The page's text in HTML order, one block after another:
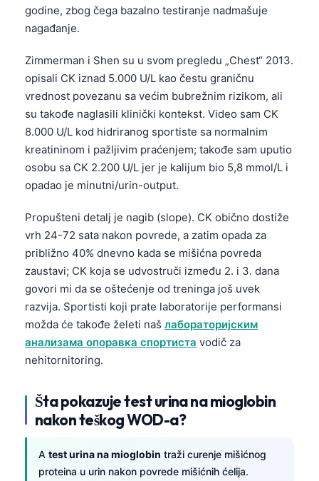
godine, zbog čega bazalno testiranje nadmašuje
nagađanje.
Zimmerman i Shen su u svom pregledu „Chest“ 2013.
opisali CK iznad 5.000 U/L kao čestu graničnu
vrednost povezanu sa većim bubrežnim rizikom, ali
su takođe naglasili klinički kontekst. Video sam CK
8.000 U/L kod hidriranog sportiste sa normalnim
kreatininom i pažljivim praćenjem; takođe sam uputio
osobu sa CK 2.200 U/L jer je kalijum bio 5,8 mmol/L i
opadao je minutni/urin-output.
Propušteni detalj je nagib (slope). CK obično dostiže
vrh 24-72 sata nakon povrede, a zatim opada za
približno 40% dnevno kada se mišićna povreda
zaustavi; CK koja se udvostruči između 2. i 3. dana
govori mi da se oštećenje od treninga još uvek
razvija. Sportisti koji prate laboratorije performansi
možda će takođe želeti naš лабораторијским
анализама опоравка спортиста vodič za
nehitornitoring.
Šta pokazuje test urina na mioglobin
nakon teškog WOD-a?
A test urina na mioglobin traži curenje mišićnog
proteina u urin nakon povrede mišićnih ćelija.